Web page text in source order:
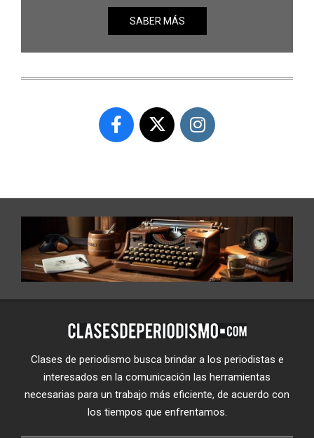
SABER MÁS
Clases de periodismo busca brindar a los periodistas e
interesados en la comunicación las herramientas
necesarias para un trabajo más eficiente, de acuerdo con
los tiempos que enfrentamos.